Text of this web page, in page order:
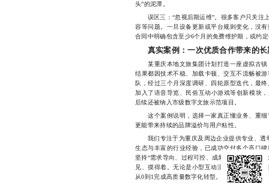
头”的泥潭。
误区三：“忽视后期运维”。很多客户只关注
容等问题。一旦设备更新或平台规则变化，没
合同中明确包含至少6个月的免费维护期，或约
真实案例：一次优质合作带来的
某重庆本地文旅集团计划打造一座虚拟古镇
结果都因技术不稳、加载卡顿、交互不流畅被
队，经过三个月深度调研、四轮原型迭代，最
加入了语音导览、民俗互动小游戏等创新模块
后续还被纳入市级数字文旅示范项目。
这个案例说明，选择一家真正懂业务、重细
更能带来持续的品牌溢价与用户粘性。
我们专注于为重庆及周边企业提供专业、透
生态与丰富的行业经验，已成功交付多个高口
坚持“需求导向、过程可控、成果可验”的服务
见、摸得着。无论是小型互动演示还是大型沉
从0到1完成高质量数字化转型。17723342546